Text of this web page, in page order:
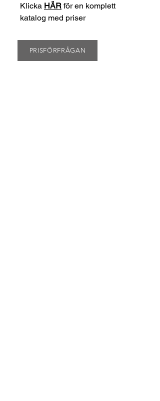
Klicka HÄR för en komplett
katalog med priser
PRISFÖRFRÅGAN